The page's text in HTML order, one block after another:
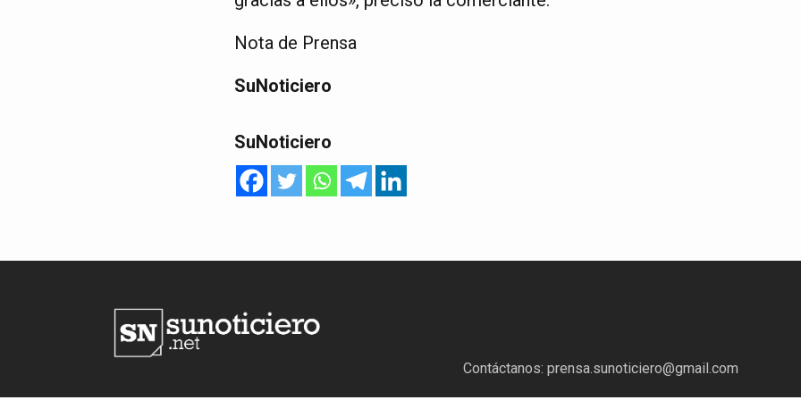
Nota de Prensa
SuNoticiero
SuNoticiero
Contáctanos: prensa.sunoticiero@gmail.com